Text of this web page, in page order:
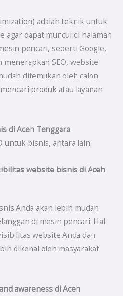
adalah teknik untuk
agar dapat muncul di halaman
pencari, seperti Google,
menerapkan SEO, website
ditemukan oleh calon
produk atau layanan
di Aceh Tenggara
untuk bisnis, antara lain:
website bisnis diAceh
Anda akan lebih mudah
di mesin pencari. Hal
website Anda dan
dikenal oleh masyarakat
awareness diAceh